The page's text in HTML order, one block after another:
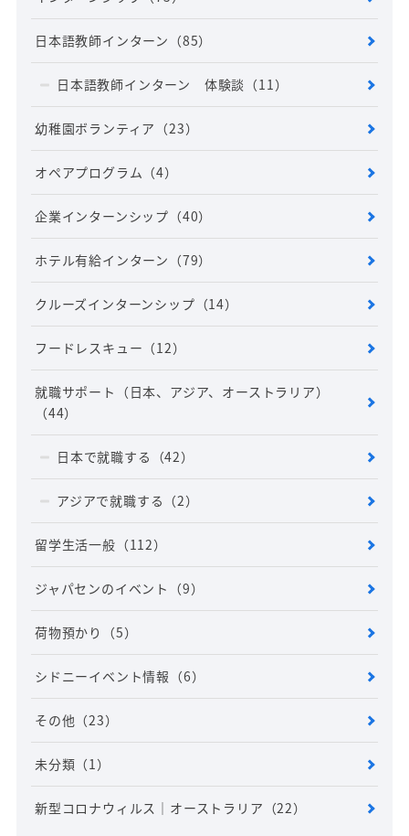
日本語教師インターン （85）
日本語教師インターン 体験談 （11）
幼稚園ボランティア （23）
オペアプログラム （4）
企業インターンシップ （40）
ホテル有給インターン （79）
クルーズインターンシップ （14）
フードレスキュー （12）
就職サポート（日本、アジア、オーストラリア）
（44）
日本で就職する （42）
アジアで就職する （2）
留学生活一般 （112）
ジャパセンのイベント （9）
荷物預かり （5）
シドニーイベント情報 （6）
その他 （23）
未分類 （1）
新型コロナウィルス｜オーストラリア （22）